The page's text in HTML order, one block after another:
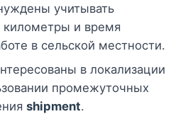
учитывать
километры и время
в сельской местности.
в локализации
промежуточных
shipment.